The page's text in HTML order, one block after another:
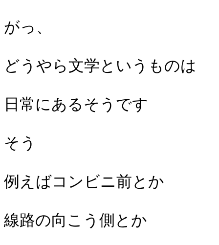
がっ、
どうやら文学というものは
日常にあるそうです
そう
例えばコンビニ前とか
線路の向こう側とか